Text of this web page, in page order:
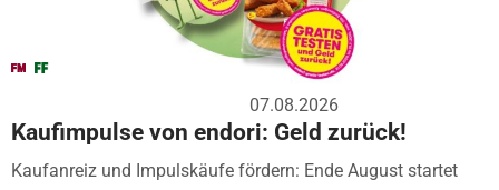
07.08.2026
Kaufimpulse von endori: Geld zurück!
Kaufanreiz und Impulskäufe fördern: Ende August startet